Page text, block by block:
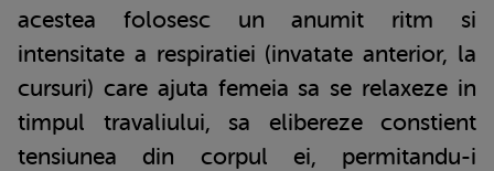
acestea folosesc un anumit ritm si
intensitate a respiratiei (invatate anterior, la
cursuri) care ajuta femeia sa se relaxeze in
timpul travaliului, sa elibereze constient
tensiunea din corpul ei, permitandu-i